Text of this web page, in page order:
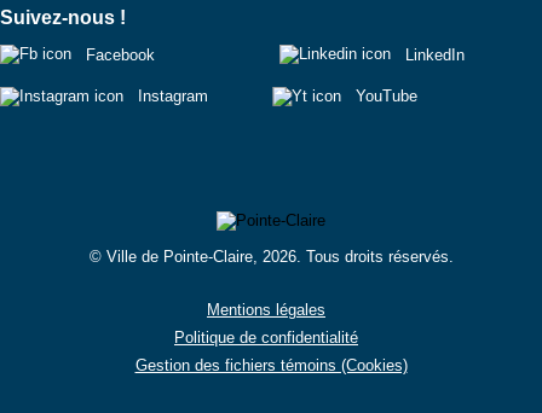
Suivez-nous !
Facebook
Instagram
LinkedIn
YouTube
© Ville de Pointe-Claire, 2026. Tous droits réservés.
Mentions légales
Politique de confidentialité
Gestion des fichiers témoins (Cookies)